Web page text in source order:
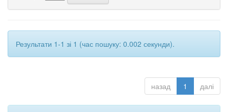
Результати 1-1 зі 1 (час пошуку: 0.002 секунди).
назад 1 далі